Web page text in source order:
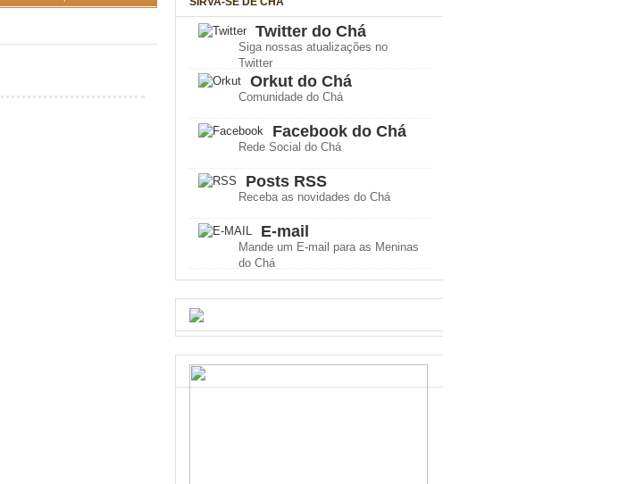
Twitter do Chá
Siga nossas atualizações no
Twitter
Orkut do Chá
Comunidade do Chá
Facebook do Chá
Rede Social do Chá
Posts RSS
Receba as novidades do Chá
E-mail
Mande um E-mail para as Meninas
do Chá